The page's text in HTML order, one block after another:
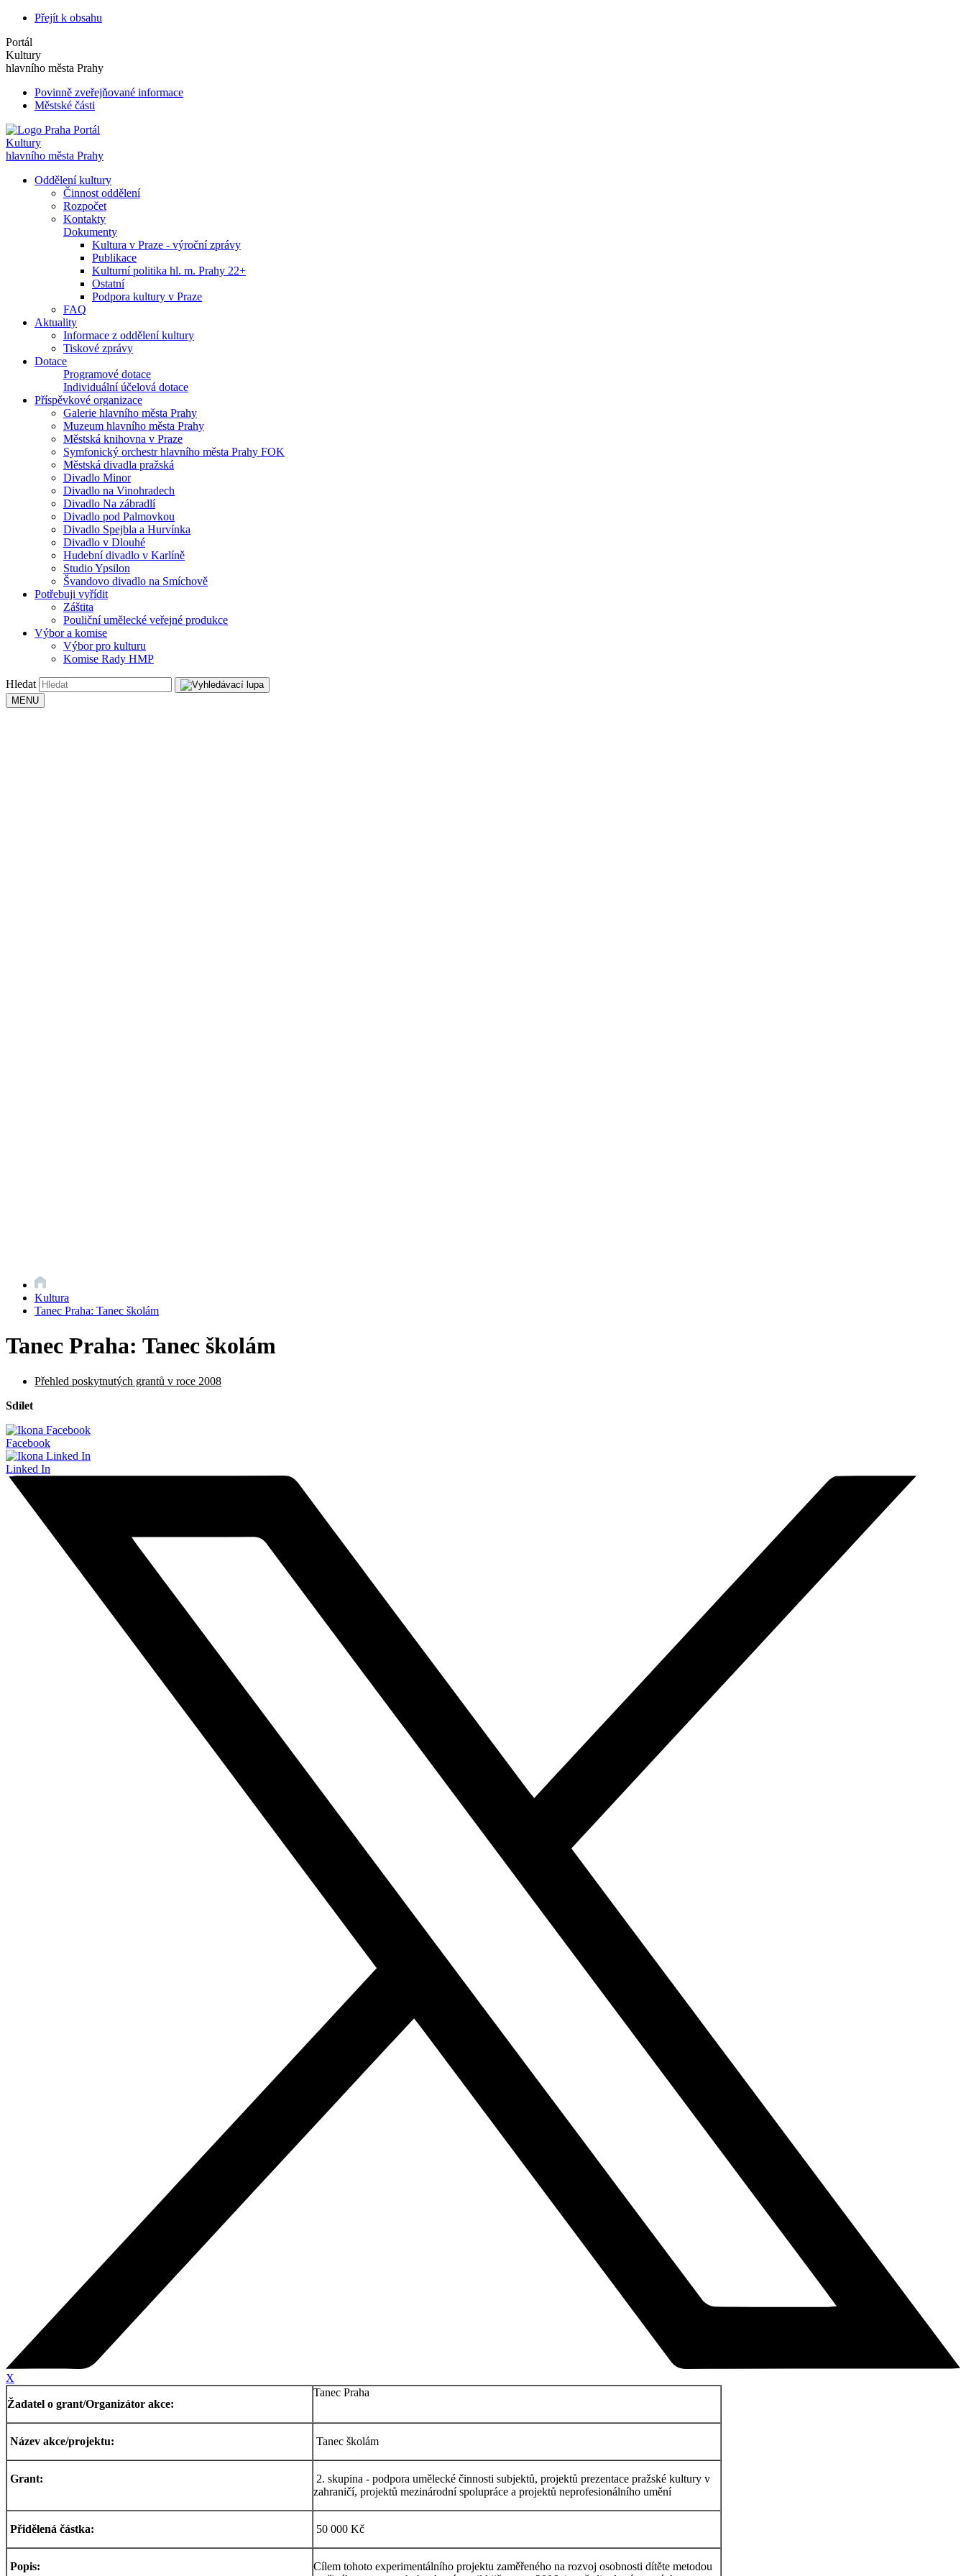
Přejít k obsahu
Portál
Kultury
hlavního města Prahy
Povinně zveřejňované informace
Městské části
Portál
Kultury
hlavního města Prahy
Oddělení kultury
Činnost oddělení
Rozpočet
Kontakty
Dokumenty
Kultura v Praze - výroční zprávy
Publikace
Kulturní politika hl. m. Prahy 22+
Ostatní
Podpora kultury v Praze
FAQ
Aktuality
Informace z oddělení kultury
Tiskové zprávy
Dotace
Programové dotace
Individuální účelová dotace
Příspěvkové organizace
Galerie hlavního města Prahy
Muzeum hlavního města Prahy
Městská knihovna v Praze
Symfonický orchestr hlavního města Prahy FOK
Městská divadla pražská
Divadlo Minor
Divadlo na Vinohradech
Divadlo Na zábradlí
Divadlo pod Palmovkou
Divadlo Spejbla a Hurvínka
Divadlo v Dlouhé
Hudební divadlo v Karlíně
Studio Ypsilon
Švandovo divadlo na Smíchově
Potřebuji vyřídit
Záštita
Pouliční umělecké veřejné produkce
Výbor a komise
Výbor pro kulturu
Komise Rady HMP
Hledat
MENU
Kultura
Tanec Praha: Tanec školám
Tanec Praha: Tanec školám
Přehled poskytnutých grantů v roce 2008
Sdílet
Facebook
Linked In
X
Žadatel o grant/Organizátor akce:
Tanec Praha
Název akce/projektu: Tanec školám
Grant:
2. skupina - podpora umělecké činnosti subjektů, projektů prezentace pražské kultury v
zahraničí, projektů mezinárodní spolupráce a projektů neprofesionálního umění
Přidělená částka: 50 000 Kč
Popis:
Cílem tohoto experimentálního projektu zaměřeného na rozvoj osobnosti dítěte metodou